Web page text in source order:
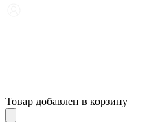
Товар добавлен в корзину